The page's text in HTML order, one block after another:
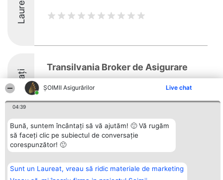
ȘOIMII Asigurărilor Live chat
04:39
Bună, suntem încântați să vă ajutăm! 🙂 Vă rugăm
să faceți clic pe subiectul de conversație
corespunzător! 🙂
Sunt un Laureat, vreau să ridic materiale de marketing
Laureați
Transilvania Broker de Asigurare
Organizator Ranking
BRIGHT SOLUTIONS BR SRL
Sc. A Et. 4 Ap. 13 Cod 061952
Câștigătorii
Laureaților
Contact